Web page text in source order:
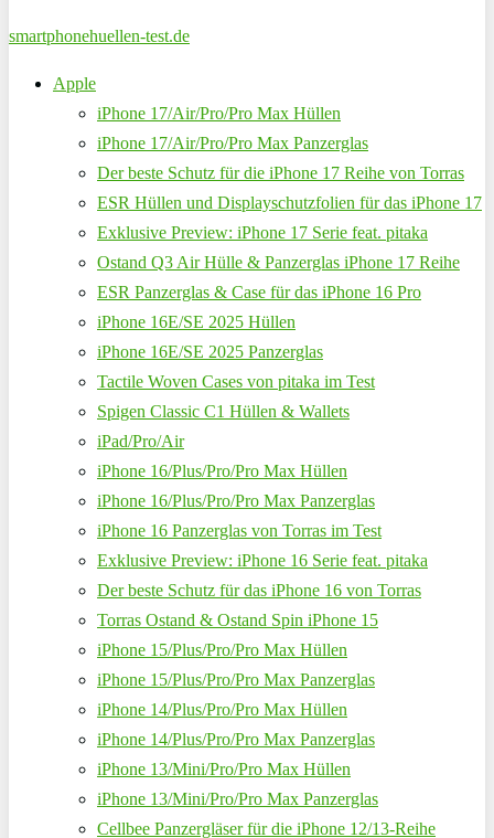
smartphonehuellen-test.de
Apple
iPhone 17/Air/Pro/Pro Max Hüllen
iPhone 17/Air/Pro/Pro Max Panzerglas
Der beste Schutz für die iPhone 17 Reihe von Torras
ESR Hüllen und Displayschutzfolien für das iPhone 17
Exklusive Preview: iPhone 17 Serie feat. pitaka
Ostand Q3 Air Hülle & Panzerglas iPhone 17 Reihe
ESR Panzerglas & Case für das iPhone 16 Pro
iPhone 16E/SE 2025 Hüllen
iPhone 16E/SE 2025 Panzerglas
Tactile Woven Cases von pitaka im Test
Spigen Classic C1 Hüllen & Wallets
iPad/Pro/Air
iPhone 16/Plus/Pro/Pro Max Hüllen
iPhone 16/Plus/Pro/Pro Max Panzerglas
iPhone 16 Panzerglas von Torras im Test
Exklusive Preview: iPhone 16 Serie feat. pitaka
Der beste Schutz für das iPhone 16 von Torras
Torras Ostand & Ostand Spin iPhone 15
iPhone 15/Plus/Pro/Pro Max Hüllen
iPhone 15/Plus/Pro/Pro Max Panzerglas
iPhone 14/Plus/Pro/Pro Max Hüllen
iPhone 14/Plus/Pro/Pro Max Panzerglas
iPhone 13/Mini/Pro/Pro Max Hüllen
iPhone 13/Mini/Pro/Pro Max Panzerglas
Cellbee Panzergläser für die iPhone 12/13-Reihe